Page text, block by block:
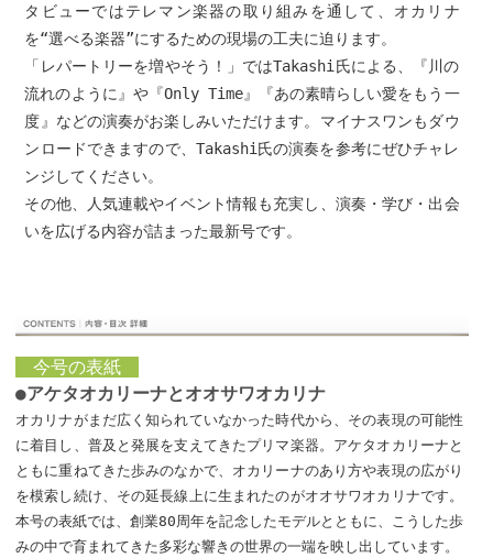
タビューではテレマン楽器の取り組みを通して、オカリナ
を“選べる楽器”にするための現場の工夫に迫ります。
「レパートリーを増やそう！」ではTakashi氏による、『川の
流れのように』や『Only Time』『あの素晴らしい愛をもう一
度』などの演奏がお楽しみいただけます。マイナスワンもダウ
ンロードできますので、Takashi氏の演奏を参考にぜひチャレ
ンジしてください。
その他、人気連載やイベント情報も充実し、演奏・学び・出会
いを広げる内容が詰まった最新号です。
今号の表紙
●アケタオカリーナとオオサワオカリナ
オカリナがまだ広く知られていなかった時代から、その表現の可能性
に着目し、普及と発展を支えてきたプリマ楽器。アケタオカリーナと
ともに重ねてきた歩みのなかで、オカリーナのあり方や表現の広がり
を模索し続け、その延長線上に生まれたのがオオサワオカリナです。
本号の表紙では、創業80周年を記念したモデルとともに、こうした歩
みの中で育まれてきた多彩な響きの世界の一端を映し出しています。